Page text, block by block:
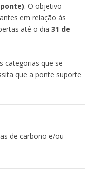
. O objetivo
em relação às
até o dia31 de
categorias que se
que a ponte suporte
de carbono e/ou